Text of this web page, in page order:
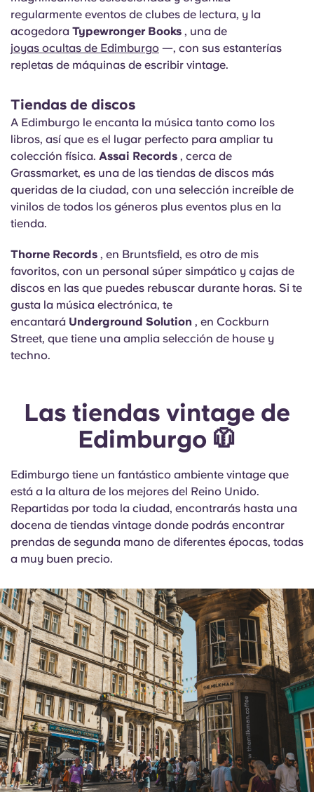
regularmente eventos de clubes de lectura, y la
acogedora Typewronger Books , una de
joyas ocultas de Edimburgo —, con sus estanterías
repletas de máquinas de escribir vintage.
Tiendas de discos
A Edimburgo le encanta la música tanto como los
libros, así que es el lugar perfecto para ampliar tu
colección física. Assai Records , cerca de
Grassmarket, es una de las tiendas de discos más
queridas de la ciudad, con una selección increíble de
vinilos de todos los géneros plus eventos plus en la
tienda.
Thorne Records , en Bruntsfield, es otro de mis
favoritos, con un personal súper simpático y cajas de
discos en las que puedes rebuscar durante horas. Si te
gusta la música electrónica, te
encantará Underground Solution , en Cockburn
Street, que tiene una amplia selección de house y
techno.
Las tiendas vintage de
Edimburgo 🧥
Edimburgo tiene un fantástico ambiente vintage que
está a la altura de los mejores del Reino Unido.
Repartidas por toda la ciudad, encontrarás hasta una
docena de tiendas vintage donde podrás encontrar
prendas de segunda mano de diferentes épocas, todas
a muy buen precio.